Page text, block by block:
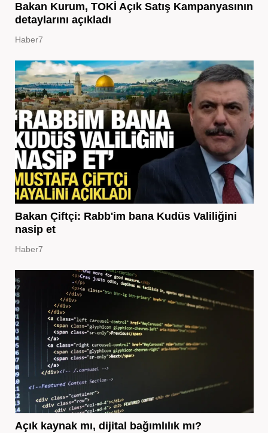
Bakan Kurum, TOKİ Açık Satış Kampanyasının
detaylarını açıkladı
Haber7
Bakan Çiftçi: Rabb'im bana Kudüs Valiliğini
nasip et
Haber7
Açık kaynak mı, dijital bağımlılık mı?